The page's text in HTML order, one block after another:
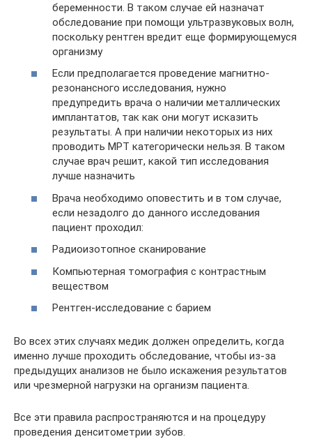
беременности. В таком случае ей назначат
обследование при помощи ультразвуковых волн,
поскольку рентген вредит еще формирующемуся
организму
Если предполагается проведение магнитно-
резонансного исследования, нужно
предупредить врача о наличии металлических
имплантатов, так как они могут исказить
результаты. А при наличии некоторых из них
проводить МРТ категорически нельзя. В таком
случае врач решит, какой тип исследования
лучше назначить
Врача необходимо оповестить и в том случае,
если незадолго до данного исследования
пациент проходил:
Радиоизотопное сканирование
Компьютерная томография с контрастным
веществом
Рентген-исследование с барием
Во всех этих случаях медик должен определить, когда
именно лучше проходить обследование, чтобы из-за
предыдущих анализов не было искажения результатов
или чрезмерной нагрузки на организм пациента.
Все эти правила распространяются и на процедуру
проведения денситометрии зубов.